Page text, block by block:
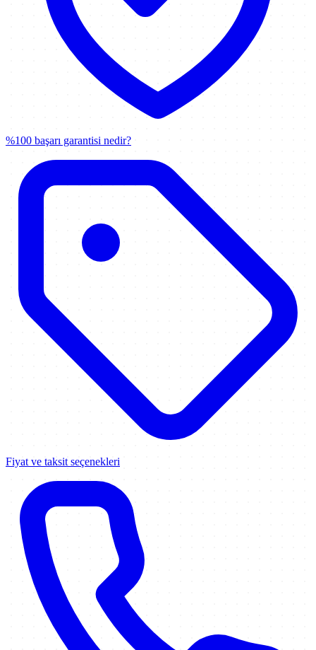
%100 başarı garantisi nedir?
Fiyat ve taksit seçenekleri